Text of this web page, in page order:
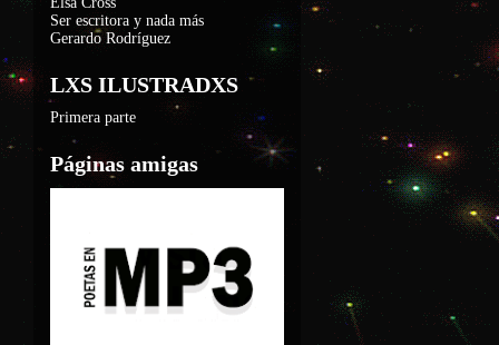
Ser escritora y nada más
Gerardo Rodríguez
LXS ILUSTRADXS
Primera parte
Páginas amigas